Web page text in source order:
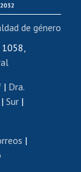
1058,
| Dra.
| Sur |
|
de género